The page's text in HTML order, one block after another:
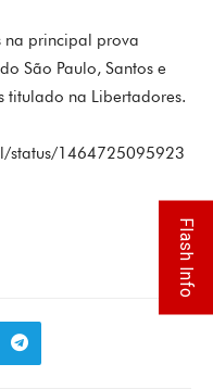
na principal prova
São Paulo, Santos e
na Libertadores.
status/1464725095923
Flash Info